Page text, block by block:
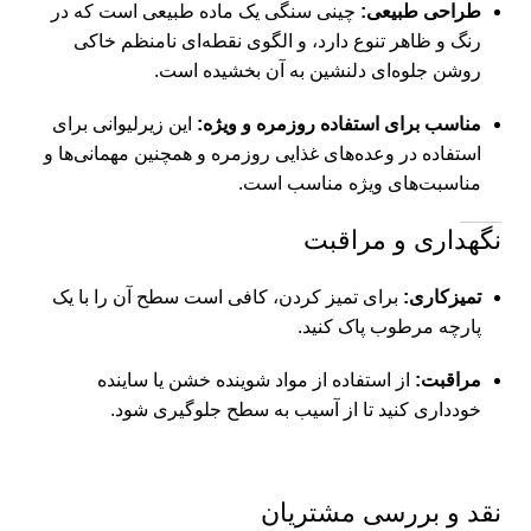
طراحی طبیعی: چینی سنگی یک ماده طبیعی است که در
رنگ و ظاهر تنوع دارد، و الگوی نقطه‌ای نامنظم خاکی
روشن جلوه‌ای دلنشین به آن بخشیده است.
مناسب برای استفاده روزمره و ویژه: این زیرلیوانی برای
استفاده در وعده‌های غذایی روزمره و همچنین مهمانی‌ها و
مناسبت‌های ویژه مناسب است.
نگهداری و مراقبت
تمیزکاری: برای تمیز کردن، کافی است سطح آن را با یک
پارچه مرطوب پاک کنید.
مراقبت: از استفاده از مواد شوینده خشن یا ساینده
خودداری کنید تا از آسیب به سطح جلوگیری شود.
نقد و بررسی مشتریان